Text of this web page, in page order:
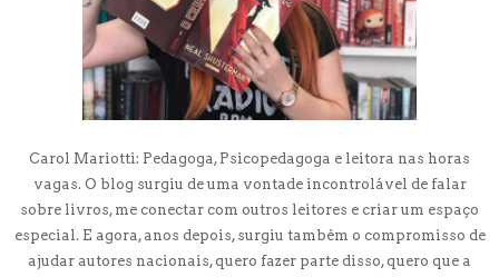
Carol Mariotti: Pedagoga, Psicopedagoga e leitora nas horas
vagas. O blog surgiu de uma vontade incontrolável de falar
sobre livros, me conectar com outros leitores e criar um espaço
especial. E agora, anos depois, surgiu também o compromisso de
ajudar autores nacionais, quero fazer parte disso, quero que a